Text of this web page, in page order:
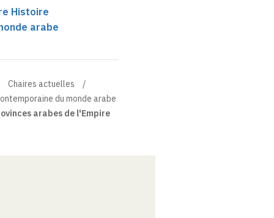
Histoire
arabe
Chaires actuelles
du monde arabe
arabes de l'Empire